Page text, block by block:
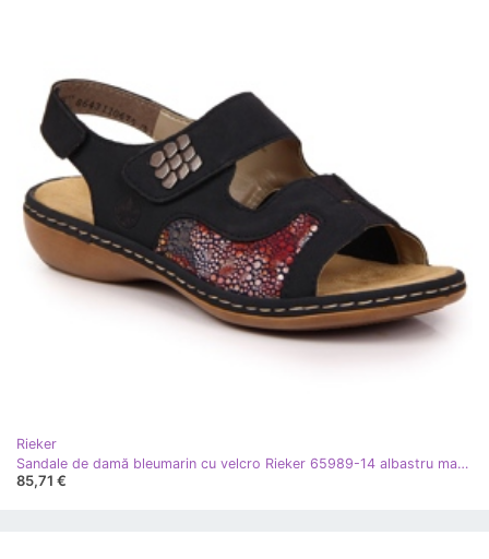
Rieker
Sandale de damă bleumarin cu velcro Rieker 65989-14 albastru marin
85,71 €